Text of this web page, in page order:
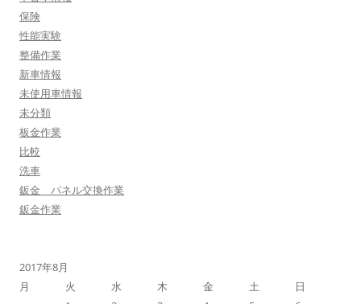
保険
性能実験
整備作業
新車情報
未使用車情報
未分類
板金作業
比較
洗車
鈑金 パネル交換作業
鈑金作業
2017年8月
月
火 水 木 金 土
日